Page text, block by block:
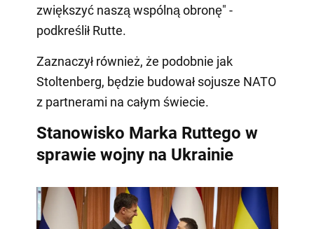
zwiększyć naszą wspólną obronę" -
podkreślił Rutte.
Zaznaczył również, że podobnie jak
Stoltenberg, będzie budował sojusze NATO
z partnerami na całym świecie.
Stanowisko Marka Ruttego w
sprawie wojny na Ukrainie